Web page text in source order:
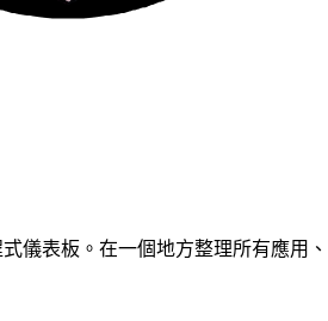
儀表板。在一個地方整理所有應用、